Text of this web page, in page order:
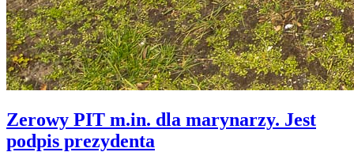
Zerowy PIT m.in. dla marynarzy. Jest
podpis prezydenta